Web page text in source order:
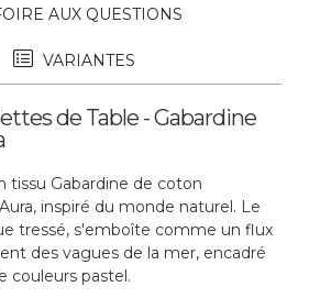
AUX QUESTIONS
VARIANTES
de Table - Gabardine
tissu Gabardine de coton
inspiré du monde naturel. Le
tressé, s'emboîte comme un flux
des vagues de la mer, encadré
couleurs pastel.